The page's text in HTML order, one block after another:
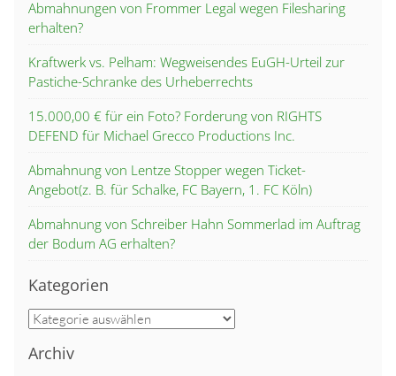
Abmahnungen von Frommer Legal wegen Filesharing
erhalten?
Kraftwerk vs. Pelham: Wegweisendes EuGH-Urteil zur
Pastiche-Schranke des Urheberrechts
15.000,00 € für ein Foto? Forderung von RIGHTS
DEFEND für Michael Grecco Productions Inc.
Abmahnung von Lentze Stopper wegen Ticket-
Angebot(z. B. für Schalke, FC Bayern, 1. FC Köln)
Abmahnung von Schreiber Hahn Sommerlad im Auftrag
der Bodum AG erhalten?
Kategorien
Kategorien
Archiv